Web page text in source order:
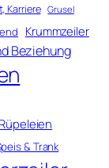
Karriere Grusel
Krummzeiler
Beziehung
Rüpeleien
& Trank